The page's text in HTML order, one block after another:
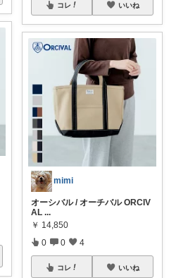
コレ いいね
mimi
オーシバル / オーチバル ORCIV
AL ...
￥ 14,850
0 0 4
コレ いいね